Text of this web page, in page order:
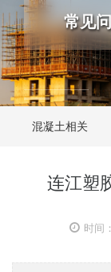
常见
混凝土相关
连江塑
时间